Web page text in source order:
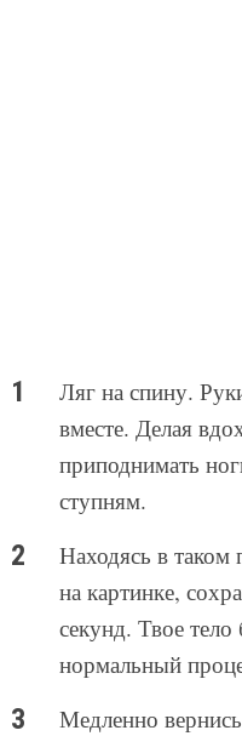
Ляг на спину.
вместе. Делая
приподнимать
ступням.
Находясь в
на картинке,
секунд. Твое
нормальный
Медленно